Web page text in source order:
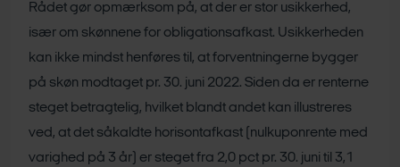
Rådet gør opmærksom på, at der er stor usikkerhed,
især om skønnene for obligationsafkast. Usikkerheden
kan ikke mindst henføres til, at forventningerne bygger
på skøn modtaget pr. 30. juni 2022. Siden da er renterne
steget betragtelig, hvilket blandt andet kan illustreres
ved, at det såkaldte horisontafkast (nulkuponrente med
varighed på 3 år) er steget fra 2,0 pct pr. 30. juni til 3,1